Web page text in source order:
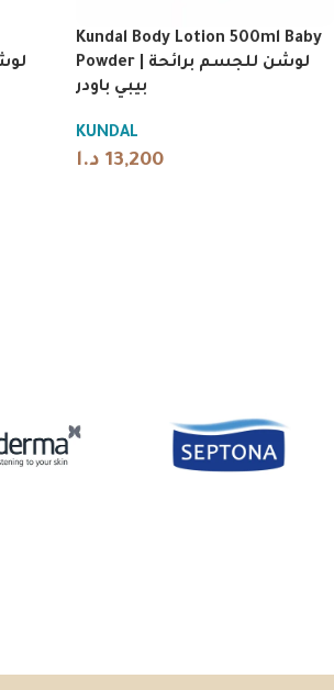
Kundal Body Lotion 500ml Baby
Powder | لوشن للجسم برائحة
بيبي باودر
KUNDAL
13,200 د.ا